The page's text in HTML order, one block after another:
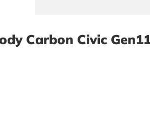
Carbon Civic